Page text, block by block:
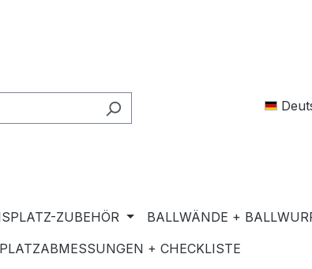
ZUBEHÖR
BALLWÄNDE +
PLATZABMESSUNGEN + CHECKLISTE